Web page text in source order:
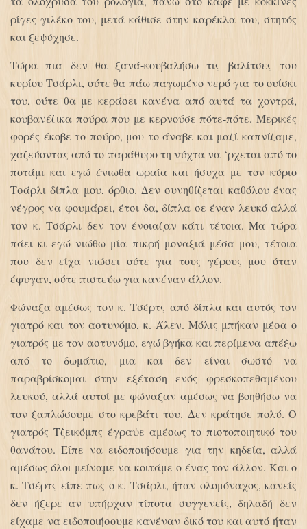
ρίγες γιλέκο του, μετά κάθισε στην καρέκλα του, στητός
και ξεψύχησε.
Τώρα πια δεν θα ξανά-κουβαλήσω τις βαλίτσες του
κυρίου Τσάρλι, ούτε θα πάω παγωμένο νερό για το ουίσκι
του, ούτε θα με κεράσει κανένα από αυτά τα χοντρά,
κουβανέζικα πούρα που με κερνούσε πότε-πότε. Μερικές
φορές έκοβε το πούρο, μου το άναβε και μαζί καπνίζαμε,
χαζεύοντας από το παράθυρο τη νύχτα να ‘ρχεται από το
ποτάμι και εγώ ένιωθα ωραία και ήσυχα με τον κύριο
Τσάρλι δίπλα μου, όρθιο. Δεν συνηθίζεται καθόλου ένας
νέγρος να φουμάρει, έτσι δα, δίπλα σε έναν λευκό αλλά
τον κ. Τσάρλι δεν τον ένοιαζαν κάτι τέτοια. Μα τώρα
πάει κι εγώ νιώθω μία πικρή μοναξιά μέσα μου, τέτοια
που δεν είχα νιώσει ούτε για τους γέρους μου όταν
έφυγαν, ούτε πιστεύω για κανέναν άλλον.
Φώναξα αμέσως τον κ. Τσέρτς από δίπλα και αυτός τον
γιατρό και τον αστυνόμο, κ. Άλεν. Μόλις μπήκαν μέσα ο
γιατρός με τον αστυνόμο, εγώ βγήκα και περίμενα απέξω
από το δωμάτιο, μια και δεν είναι σωστό να
παραβρίσκομαι στην εξέταση ενός φρεσκοπεθαμένου
λευκού, αλλά αυτοί με φώναξαν αμέσως να βοηθήσω να
τον ξαπλώσουμε στο κρεβάτι του. Δεν κράτησε πολύ. Ο
γιατρός Τζεικόμπς έγραψε αμέσως το πιστοποιητικό του
θανάτου. Είπε να ειδοποιήσουμε για την κηδεία, αλλά
αμέσως όλοι μείναμε να κοιτάμε ο ένας τον άλλον. Και ο
κ. Τσέρτς είπε πως ο κ. Τσάρλι, ήταν ολομόναχος, κανείς
δεν ήξερε αν υπήρχαν τίποτα συγγενείς, δηλαδή δεν
είχαμε να ειδοποιήσουμε κανέναν δικό του και αυτό ήταν